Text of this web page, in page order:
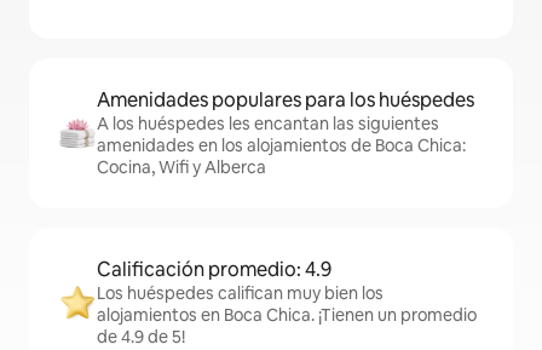
Amenidades populares para los huéspedes
A los huéspedes les encantan las siguientes
amenidades en los alojamientos de Boca Chica:
Cocina, Wifi y Alberca
Calificación promedio: 4.9
Los huéspedes califican muy bien los
alojamientos en Boca Chica. ¡Tienen un promedio
de 4.9 de 5!